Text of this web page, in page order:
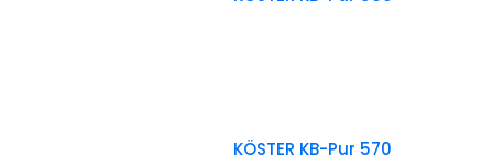
KÖSTER KB-Pur 570